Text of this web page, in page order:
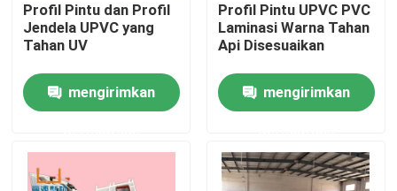
video
Profil Pintu dan Profil
Jendela UPVC yang
Tahan UV
mengirimkan
Profil Pintu UPVC PVC
Laminasi Warna Tahan
Api Disesuaikan
mengirimkan